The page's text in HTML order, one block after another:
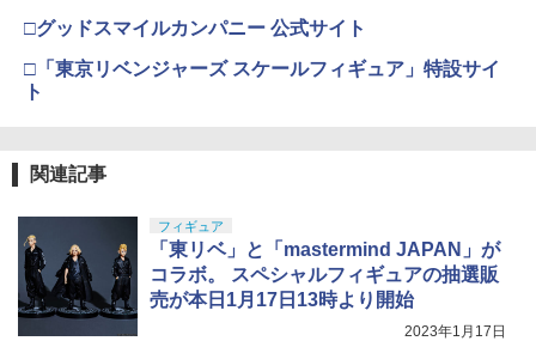
5
【全品5%ポイント】マジックフライング
ボール フライングボール 本物 空飛ぶボ
4
TAMASHII NATIONS S.H.フィギュアー
ツ 攻殻機動隊 THE GHOST IN THE SHE
LL 草薙素子 約140mm PVC&ABS製 塗
TAMASHII NATIONS オリジン・オブ・
バルキリー 超時空要塞マクロス VF-1J
バルキリー45th Anniv. 約225mm ABS&
ダイキャスト製 塗装済み可動フィギュア
BANDAI SPIRITS(バンダイ スピリッツ)
HGAW 機動新世紀ガンダムX ガンダムエ
アマスター 1/144スケール 色分け済みプ
ラモデル
30MS SIS-H00 セスティエ[カラーC] 色
分け済みプラモデル
￥4,500
HOPリボルバー エアコッキング
￥4,486
￥2,600
5
(Bタイプ)
￥499
□グッドスマイルカンパニー 公式サイト
□「東京リベンジャーズ スケールフィギュア」特設サイ
ト
関連記事
フィギュア
「東リベ」と「mastermind JAPAN」が
コラボ。 スペシャルフィギュアの抽選販
売が本日1月17日13時より開始
2023年1月17日